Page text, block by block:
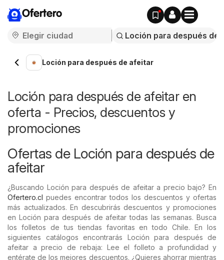
Ofertero
Loción para después de afeitar
Loción para después de afeitar en
oferta - Precios, descuentos y
promociones
Ofertas de Loción para después de
afeitar
¿Buscando Loción para después de afeitar a precio bajo? En
Ofertero.cl puedes encontrar todos los descuentos y ofertas
más actualizados. En descubrirás descuentos y promociones
en Loción para después de afeitar todas las semanas. Busca
los folletos de tus tiendas favoritas en todo Chile. En los
siguientes catálogos encontrarás Loción para después de
afeitar a precio de rebaja: Lee el folleto a profundidad y
entérate de los mejores descuentos. ¿Quieres ahorrar mientras